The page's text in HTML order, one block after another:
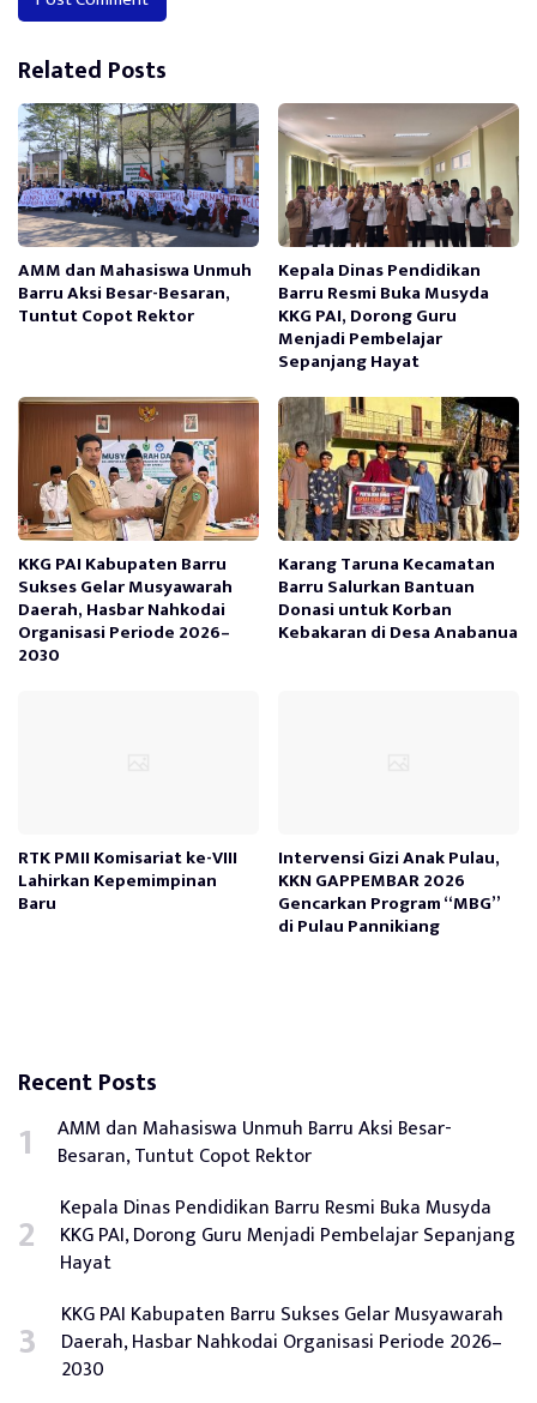
Alternative:
Related Posts
AMM dan Mahasiswa Unmuh
Barru Aksi Besar-Besaran,
Tuntut Copot Rektor
Kepala Dinas Pendidikan
Barru Resmi Buka Musyda
KKG PAI, Dorong Guru
Menjadi Pembelajar
Sepanjang Hayat
KKG PAI Kabupaten Barru
Sukses Gelar Musyawarah
Daerah, Hasbar Nahkodai
Organisasi Periode 2026–
2030
Karang Taruna Kecamatan
Barru Salurkan Bantuan
Donasi untuk Korban
Kebakaran di Desa Anabanua
RTK PMII Komisariat ke-VIII
Lahirkan Kepemimpinan
Baru
Intervensi Gizi Anak Pulau,
KKN GAPPEMBAR 2026
Gencarkan Program “MBG”
di Pulau Pannikiang
Recent Posts
AMM dan Mahasiswa Unmuh Barru Aksi Besar-
Besaran, Tuntut Copot Rektor
Kepala Dinas Pendidikan Barru Resmi Buka Musyda
KKG PAI, Dorong Guru Menjadi Pembelajar Sepanjang
Hayat
KKG PAI Kabupaten Barru Sukses Gelar Musyawarah
Daerah, Hasbar Nahkodai Organisasi Periode 2026–
2030